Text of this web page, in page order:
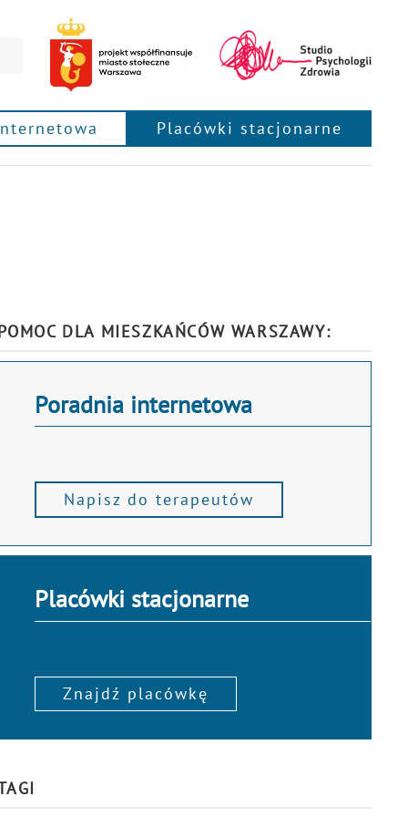
Placówki stacjonarne
DLA MIESZKAŃCÓW WARSZAWY:
Poradnia internetowa
Napisz do terapeutów
Placówki stacjonarne
Znajdź placówkę